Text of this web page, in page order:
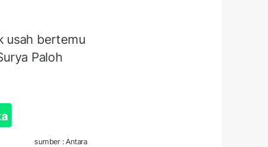
usah bertemu
Paloh
sumber : Antara